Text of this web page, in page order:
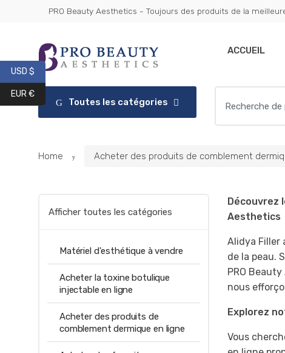
PRO Beauty Aesthetics - Toujours des produits de la
ACCUEIL
Toutes les catégories
for:
Home Acheter des produits de comblement
Découvrez
Aesthetics
Alidya Filler
de la peau.
PRO
nous
Explorez
Vous
Afficher toutes les catégories
Matériel d'esthétique à vendre
Acheter la toxine botulique
injectable en ligne
Acheter des produits de
comblement dermique en ligne
USD $
EUR €